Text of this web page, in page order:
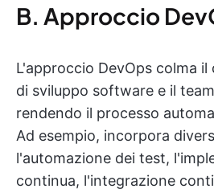
B. Approccio
L'approccio DevOps colma
di sviluppo software e il
rendendo il processo
Ad esempio, incorpora
l'automazione dei test,
continua, l'integrazione